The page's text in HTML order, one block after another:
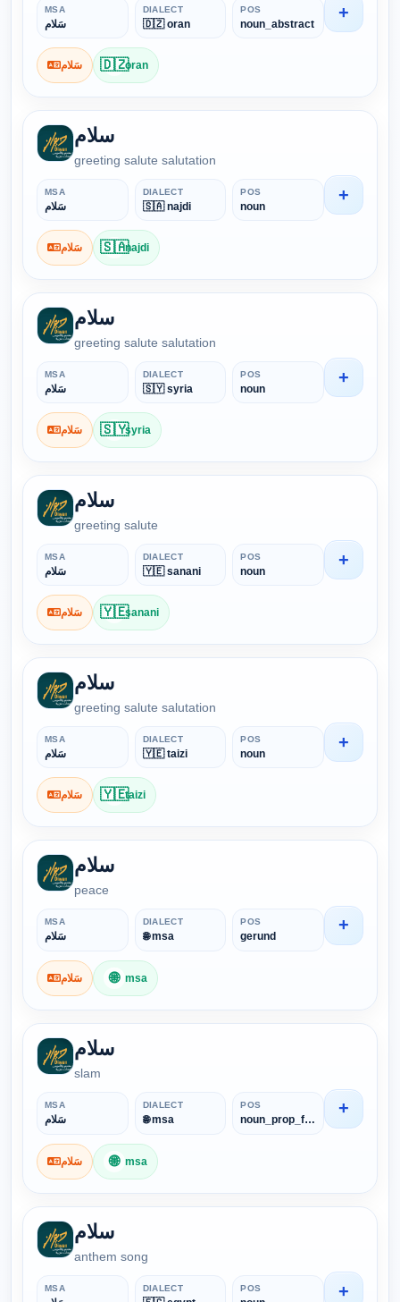
MSA
سَلام
DIALECT
🇩🇿 oran
POS
noun_abstract
سَلام 🇩🇿oran
+
سلام
greeting salute salutation
MSA
سَلام
DIALECT
🇸🇦 najdi
POS
noun
سَلام 🇸🇦najdi
+
سلام
greeting salute salutation
MSA
سَلام
DIALECT
🇸🇾 syria
POS
noun
سَلام 🇸🇾syria
+
سلام
greeting salute
MSA
سَلام
DIALECT
🇾🇪 sanani
POS
noun
سَلام 🇾🇪sanani
+
سلام
greeting salute salutation
MSA
سَلام
DIALECT
🇾🇪 taizi
POS
noun
سَلام 🇾🇪taizi
+
سلام
peace
MSA
سَلام
DIALECT
🌐 msa
POS
gerund
سَلام 🌐 msa
+
سلام
slam
MSA
سَلام
DIALECT
🌐 msa
POS
noun_prop_foreign
سَلام 🌐 msa
+
سلام
anthem song
MSA DIALECT POS +